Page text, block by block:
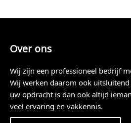
Over ons
Wij zijn een professioneel bedrijf
Wij werken daarom ook
uw opdracht is dan ook altijd
veel ervaring en vakkennis.